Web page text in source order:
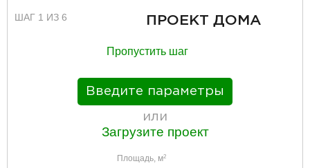
ШАГ 1 ИЗ 6 ПРОЕКТ ДОМА
Пропустить шаг
Введите параметры
или
Загрузите проект
Площадь, м2